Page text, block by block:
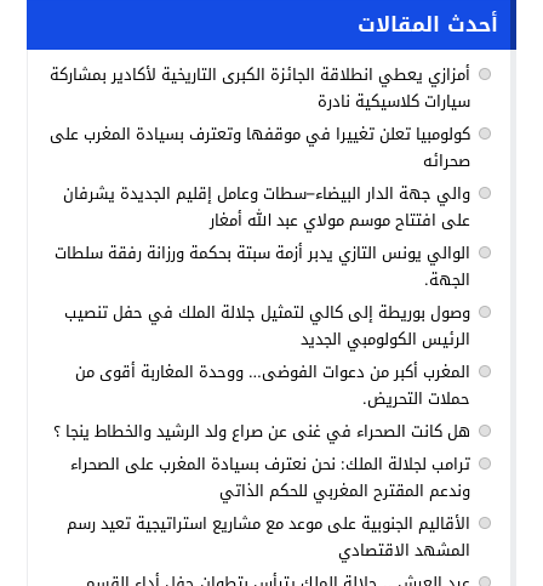
أحدث المقالات
أمزازي يعطي انطلاقة الجائزة الكبرى التاريخية لأكادير بمشاركة
سيارات كلاسيكية نادرة
كولومبيا تعلن تغييرا في موقفها وتعترف بسيادة المغرب على
صحرائه
والي جهة الدار البيضاء–سطات وعامل إقليم الجديدة يشرفان
على افتتاح موسم مولاي عبد الله أمغار
الوالي يونس التازي يدبر أزمة سبتة بحكمة ورزانة رفقة سلطات
الجهة.
وصول بوريطة إلى كالي لتمثيل جلالة الملك في حفل تنصيب
الرئيس الكولومبي الجديد
المغرب أكبر من دعوات الفوضى… ووحدة المغاربة أقوى من
حملات التحريض.
هل كانت الصحراء في غنى عن صراع ولد الرشيد والخطاط ينجا ؟
ترامب لجلالة الملك: نحن نعترف بسيادة المغرب على الصحراء
وندعم المقترح المغربي للحكم الذاتي
الأقاليم الجنوبية على موعد مع مشاريع استراتيجية تعيد رسم
المشهد الاقتصادي